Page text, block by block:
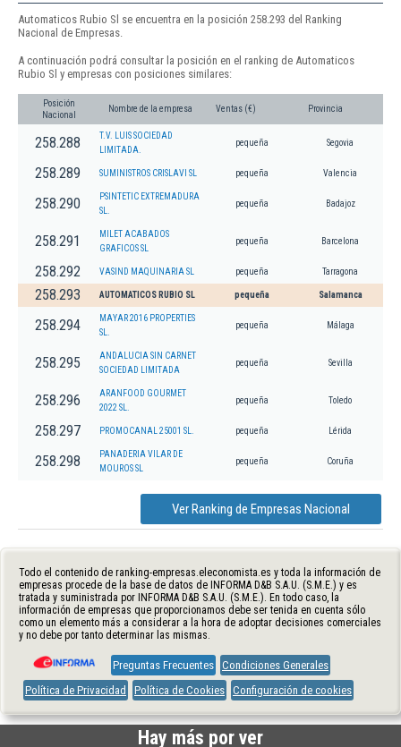
Automaticos Rubio Sl se encuentra en la posición 258.293 del Ranking
Nacional de Empresas.
A continuación podrá consultar la posición en el ranking de Automaticos
Rubio Sl y empresas con posiciones similares:
Posición
Nacional
Nombre de la empresa Ventas (€) Provincia
258.288
T.V. LUIS SOCIEDAD
LIMITADA.
pequeña Segovia
258.289 SUMINISTROS CRISLAVI SL pequeña Valencia
258.290
PSINTETIC EXTREMADURA
SL.
pequeña Badajoz
258.291
MILET ACABADOS
GRAFICOS SL
pequeña Barcelona
258.292 VASIND MAQUINARIA SL pequeña Tarragona
258.293 AUTOMATICOS RUBIO SL pequeña Salamanca
258.294
MAYAR 2016 PROPERTIES
SL.
pequeña Málaga
258.295
ANDALUCIA SIN CARNET
SOCIEDAD LIMITADA
pequeña Sevilla
258.296
ARANFOOD GOURMET
2022 SL.
pequeña Toledo
258.297 PROMOCANAL 25001 SL. pequeña Lérida
258.298
PANADERIA VILAR DE
MOUROS SL
pequeña Coruña
Ver Ranking de Empresas Nacional
Todo el contenido de ranking-empresas.eleconomista.es y toda la información de
empresas procede de la base de datos de INFORMA D&B S.A.U. (S.M.E.) y es
tratada y suministrada por INFORMA D&B S.A.U. (S.M.E.). En todo caso, la
información de empresas que proporcionamos debe ser tenida en cuenta sólo
como un elemento más a considerar a la hora de adoptar decisiones comerciales
y no debe por tanto determinar las mismas.
Preguntas Frecuentes Condiciones Generales
Política de Privacidad
Política de Cookies Configuración de cookies
Hay más por ver